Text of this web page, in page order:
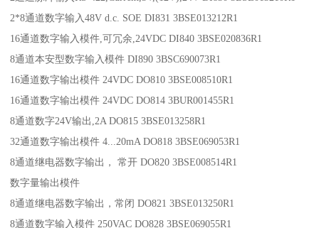
2*8通道数字输入48V d.c. SOE DI831 3BSE013212R1
16通道数字输入模件,可冗余,24VDC DI840 3BSE020836R1
8通道本安型数字输入模件 DI890 3BSC690073R1
16通道数字输出模件 24VDC DO810 3BSE008510R1
16通道数字输出模件 24VDC DO814 3BUR001455R1
8通道数字24V输出,2A DO815 3BSE013258R1
32通道数字输出模件 4...20mA DO818 3BSE069053R1
8通道继电器数字输出， 常开 DO820 3BSE008514R1
数字量输出模件
8通道继电器数字输出，常闭 DO821 3BSE013250R1
8通道数字输入模件 250VAC DO828 3BSE069055R1